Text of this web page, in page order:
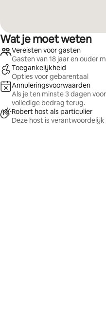
Wat je moet weten
Vereisten voor gasten
Gasten van 18 jaar en ouder
Toegankelijkheid
Opties voor gebarentaal
Annuleringsvoorwaarden
Als je ten minste 3 dagen
volledige bedrag terug.
Robert host als particulier
Deze host is verantwoordelijk